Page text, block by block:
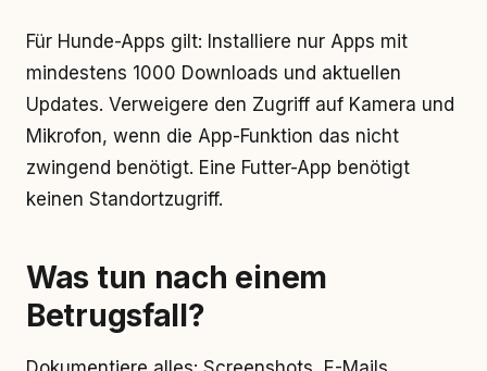
Für Hunde-Apps gilt: Installiere nur Apps mit
mindestens 1000 Downloads und aktuellen
Updates. Verweigere den Zugriff auf Kamera und
Mikrofon, wenn die App-Funktion das nicht
zwingend benötigt. Eine Futter-App benötigt
keinen Standortzugriff.
Was tun nach einem
Betrugsfall?